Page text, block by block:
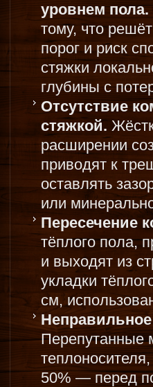
уровнем пола.
тому, что
порог и риск
стяжки
глубины с
Отсутствие
стяжкой.
расширении
приводят к
оставлять
или
Пересечение
тёплого пола,
и выходят из
укладки
см,
Перепутанные
50% — перед